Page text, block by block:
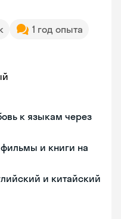
1 год опыта
к языкам через
и книги на
и китайский